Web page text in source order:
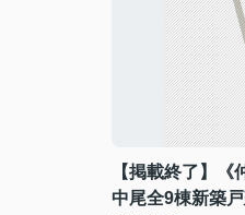
【掲載終了】
中尾全9棟新築